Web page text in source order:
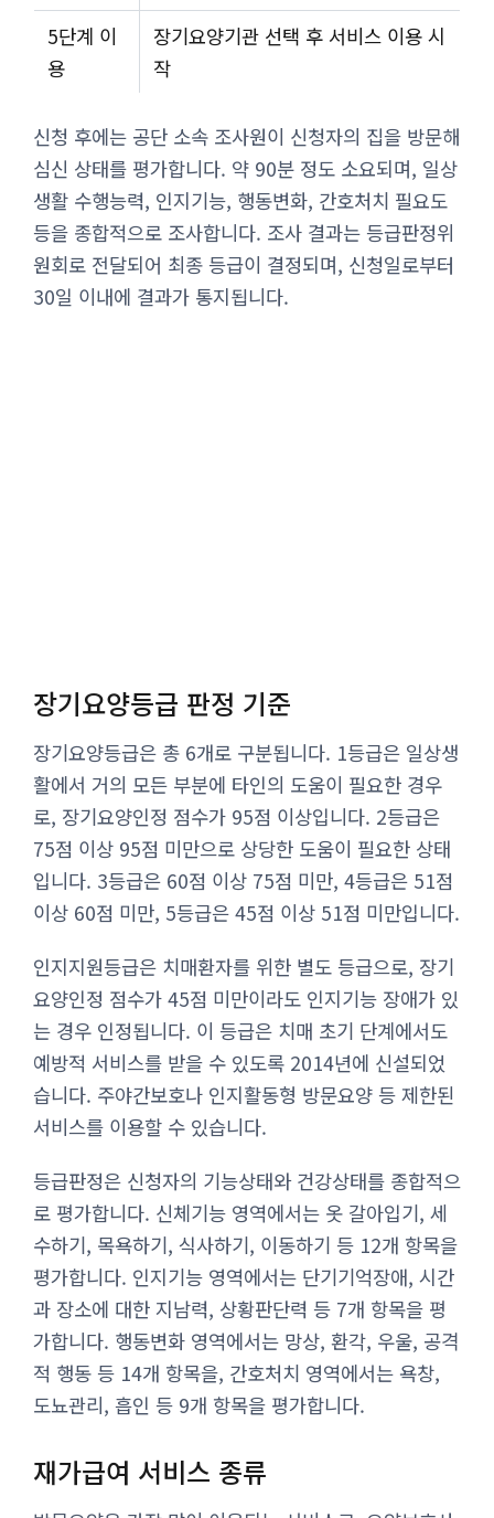
5단계 이
용
장기요양기관 선택 후 서비스 이용 시
작
신청 후에는 공단 소속 조사원이 신청자의 집을 방문해
심신 상태를 평가합니다. 약 90분 정도 소요되며, 일상
생활 수행능력, 인지기능, 행동변화, 간호처치 필요도
등을 종합적으로 조사합니다. 조사 결과는 등급판정위
원회로 전달되어 최종 등급이 결정되며, 신청일로부터
30일 이내에 결과가 통지됩니다.
장기요양등급 판정 기준
장기요양등급은 총 6개로 구분됩니다. 1등급은 일상생
활에서 거의 모든 부분에 타인의 도움이 필요한 경우
로, 장기요양인정 점수가 95점 이상입니다. 2등급은
75점 이상 95점 미만으로 상당한 도움이 필요한 상태
입니다. 3등급은 60점 이상 75점 미만, 4등급은 51점
이상 60점 미만, 5등급은 45점 이상 51점 미만입니다.
인지지원등급은 치매환자를 위한 별도 등급으로, 장기
요양인정 점수가 45점 미만이라도 인지기능 장애가 있
는 경우 인정됩니다. 이 등급은 치매 초기 단계에서도
예방적 서비스를 받을 수 있도록 2014년에 신설되었
습니다. 주야간보호나 인지활동형 방문요양 등 제한된
서비스를 이용할 수 있습니다.
등급판정은 신청자의 기능상태와 건강상태를 종합적으
로 평가합니다. 신체기능 영역에서는 옷 갈아입기, 세
수하기, 목욕하기, 식사하기, 이동하기 등 12개 항목을
평가합니다. 인지기능 영역에서는 단기기억장애, 시간
과 장소에 대한 지남력, 상황판단력 등 7개 항목을 평
가합니다. 행동변화 영역에서는 망상, 환각, 우울, 공격
적 행동 등 14개 항목을, 간호처치 영역에서는 욕창,
도뇨관리, 흡인 등 9개 항목을 평가합니다.
재가급여 서비스 종류